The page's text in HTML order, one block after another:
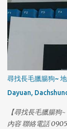
尋找長毛臘腸狗~
Dayuan,
【尋找長毛臘腸
內容 聯絡電話